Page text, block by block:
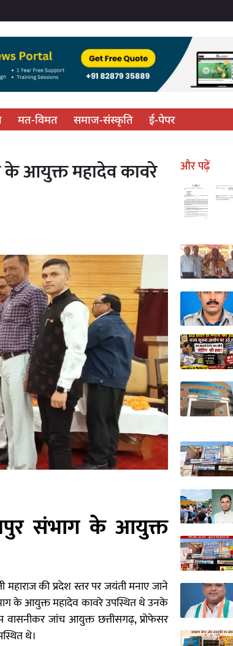
मत-विमत समाज-संस्कृति ई-पेपर
के आयुक्त महादेव कावरे
संभाग के आयुक्त
महाराज की प्रदेश स्तर पर जयंती मनाए जाने
के आयुक्त महादेव कावरे उपस्थित थे उनके
वासनीकर जांच आयुक्त छत्तीसगढ़, प्रोफेसर
थे।
और पढ़ें